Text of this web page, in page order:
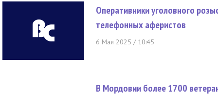
Оперативники уголовного
телефонных аферистов
6 Мая 2025 / 10:45
В Мордовии более 1700